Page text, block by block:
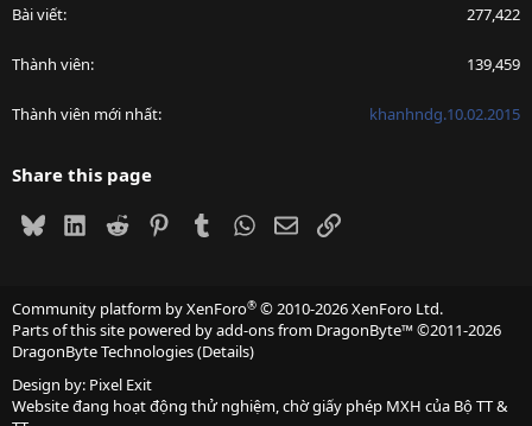
Bài viết 277,422
Thành viên 139,459
Thành viên mới nhất khanhndg.10.02.2015
Share this page
BlueskyLinkedIn
Reddit PinterestTumblrWhatsApp
EmailLink
Community platform by XenForo® © 2010-2026 XenForo Ltd.
Parts of this site powered byadd-ons from DragonByte™©2011-2026
DragonByte Technologies(Details)
Design by: Pixel Exit
Website đang hoạt động thử nghiệm, chờ giấy phép MXH của Bộ TT &